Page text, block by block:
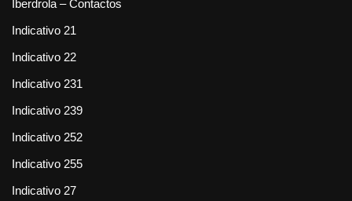
Iberdrola – Contactos
Indicativo 21
Indicativo 22
Indicativo 231
Indicativo 239
Indicativo 252
Indicativo 255
Indicativo 27